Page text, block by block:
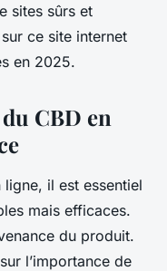
sites sûrs et
ce site internet
en 2025.
CBD en
il est essentiel
mais efficaces.
du produit.
l’importance de